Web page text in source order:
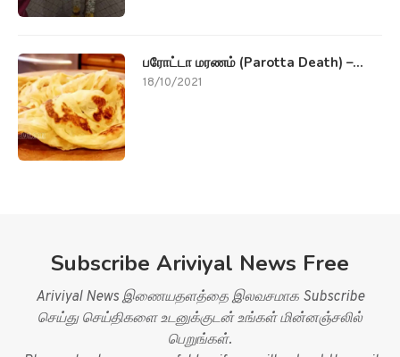
பரோட்டா மரணம் (Parotta Death) –...
18/10/2021
Subscribe Ariviyal News Free
Ariviyal News இணையதளத்தை இலவசமாக Subscribe
செய்து செய்திகளை உடனுக்குடன் உங்கள் மின்னஞ்சலில்
பெறுங்கள்.